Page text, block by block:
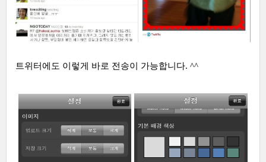
트위터에도 이렇게 바로 전송이 가능합니다. ^^